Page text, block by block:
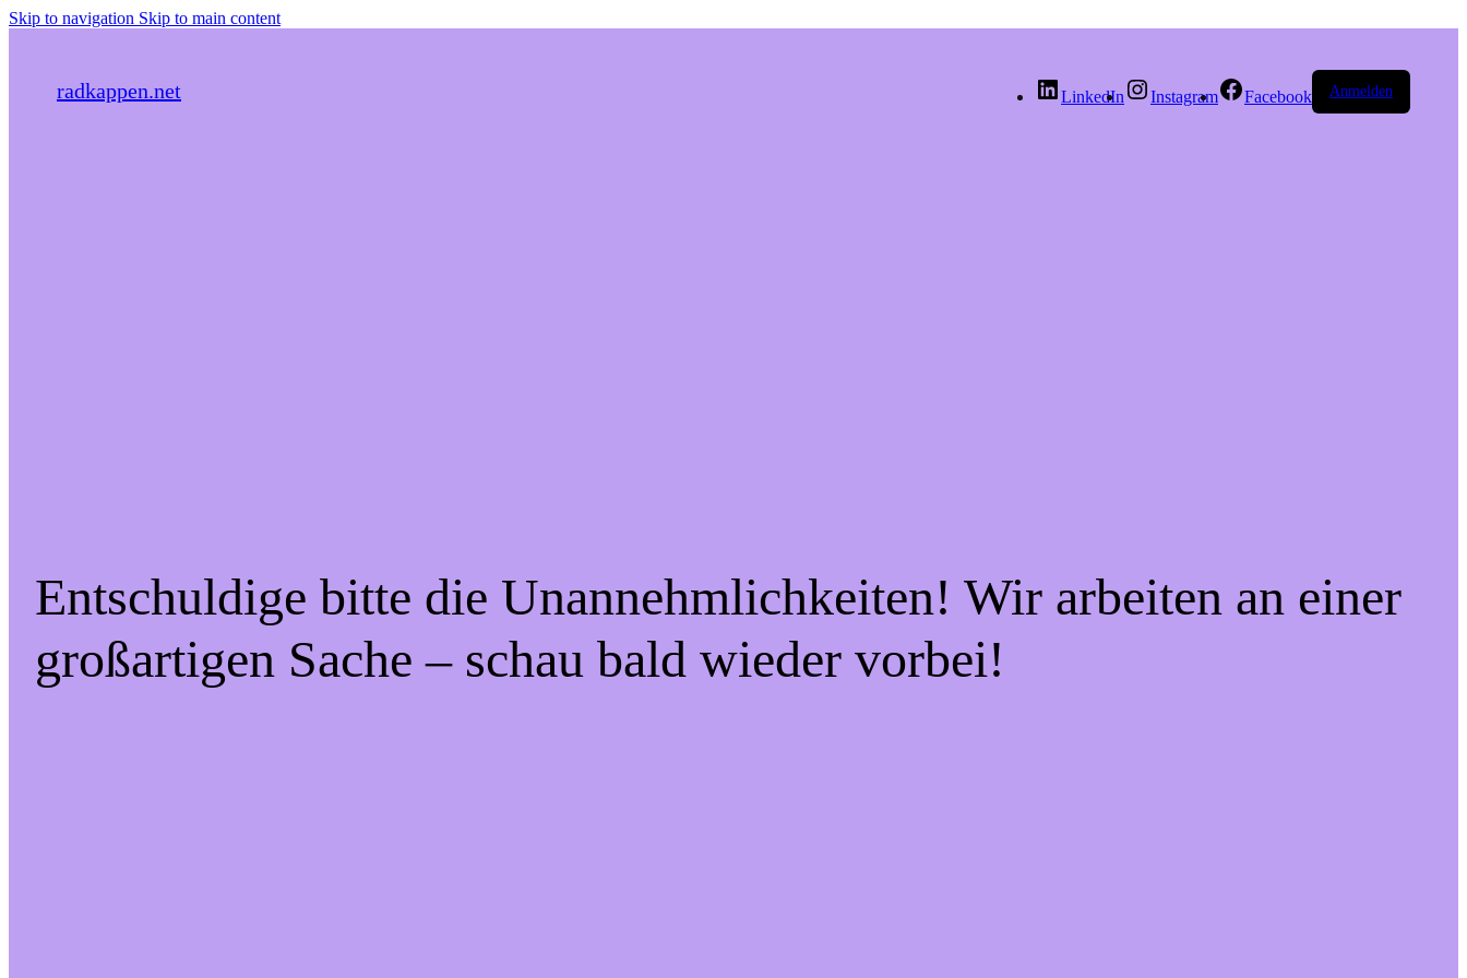
Skip to navigation Skip to main content
radkappen.net LinkedIn Instagram Facebook Anmelden
Entschuldige bitte die Unannehmlichkeiten! Wir arbeiten an einer
großartigen Sache – schau bald wieder vorbei!